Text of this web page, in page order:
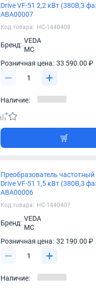
Drive VF-51 2,2 кВт (380В,3
ABA00007
Код товара: НС-1440408
Бренд:
VEDA
MC
Розничная цена: 33 590.00 ₽
Наличие:
Преобразователь частотный
Drive VF-51 1,5 кВт (380В,3
ABA00006
Код товара: НС-1440407
Бренд:
VEDA
MC
Розничная цена: 32 190.00 ₽
Наличие: